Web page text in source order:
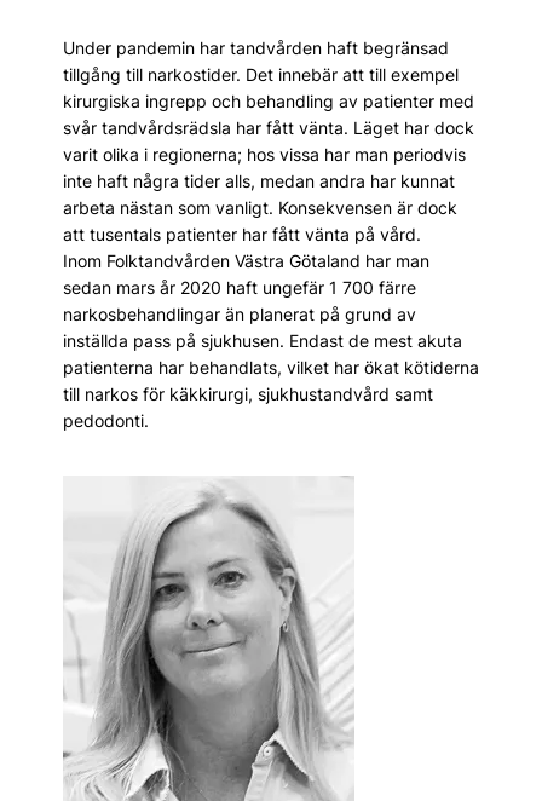
Under pandemin har tandvården haft begränsad
tillgång till narkostider. Det innebär att till exempel
kirurgiska ingrepp och behandling av patienter med
svår tandvårdsrädsla har fått vänta. Läget har dock
varit olika i regionerna; hos vissa har man periodvis
inte haft några tider alls, medan andra har kunnat
arbeta nästan som vanligt. Konsekvensen är dock
att tusentals patienter har fått vänta på vård.
Inom Folktandvården Väst­ra Götaland har man
sedan mars år 2020 haft ungefär 1 700 färre
narkosbehandlingar än planerat på grund av
inställda pass på sjukhusen. Endast de mest akuta
patienterna har behandlats, vilket har ökat kötiderna
till narkos för käkkirurgi, sjukhustandvård samt
pedodonti.